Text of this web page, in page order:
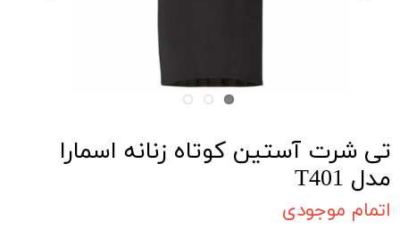
تی شرت آستین کوتاه زنانه اسمارا
مدل T401
اتمام موجودی